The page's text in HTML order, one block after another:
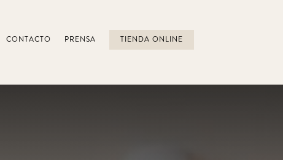
CONTACTO PRENSA TIENDA ONLINE